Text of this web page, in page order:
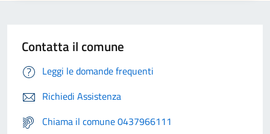
Contatta il comune
Leggi le domande frequenti
Richiedi Assistenza
Chiama il comune 0437966111